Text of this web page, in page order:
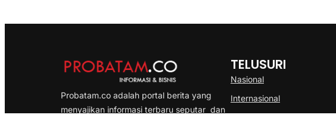
Probatam.co adalah portal berita yang
menyajikan informasi terbaru seputar dan
TELUSURI
Nasional
Internasional